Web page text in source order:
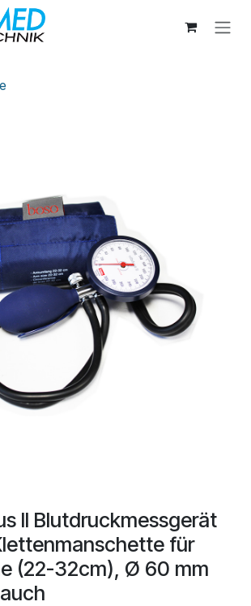
II Blutdruckmessgerät
für
(22-32cm), Ø 60 mm